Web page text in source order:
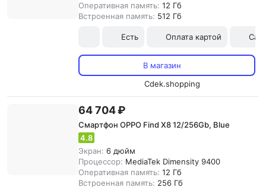
Оперативная память: 12 Гб
Встроенная память: 512 Гб
Есть Оплата картой
В магазин
Cdek.shopping
64 704 ₽
Смартфон OPPO Find X8 12/256Gb, Blue
4.8
Экран: 6 дюйм
Процессор: MediaTek Dimensity 9400
Оперативная память: 12 Гб
Встроенная память: 256 Гб